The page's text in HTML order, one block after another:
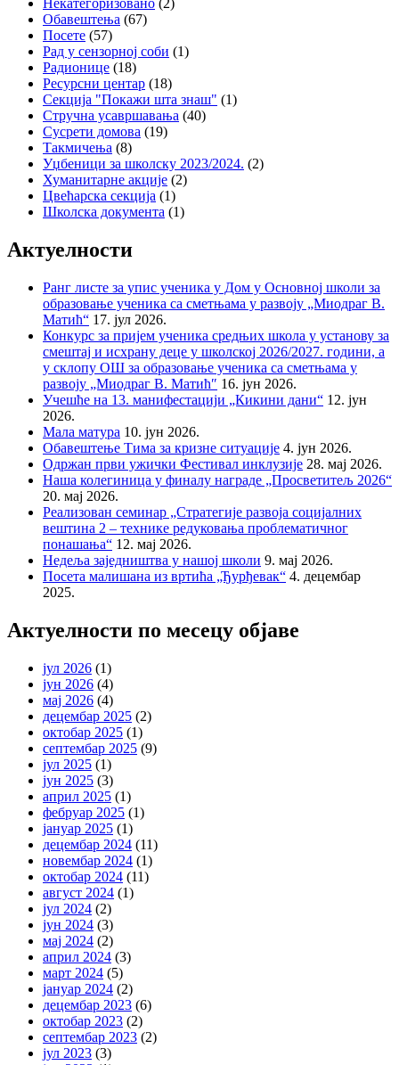
Некатегоризовано (2)
Обавештења (67)
Посете (57)
Рад у сензорној соби (1)
Радионице (18)
Ресурсни центар (18)
Секција "Покажи шта знаш" (1)
Стручна усавршавања (40)
Сусрети домова (19)
Такмичења (8)
Уџбеници за школску 2023/2024. (2)
Хуманитарне акције (2)
Цвећарска секција (1)
Школска документа (1)
Актуелности
Ранг листе за упис ученика у Дом у Основној школи за
образовање ученика са сметњама у развоју „Миодраг В.
Матић“ 17. јул 2026.
Конкурс за пријем ученика средњих школа у установу за
смештај и исхрану деце у школској 2026/2027. години, а
у склопу ОШ за образовање ученика са сметњама у
развоју „Миодраг В. Матић″ 16. јун 2026.
Учешће на 13. манифестацији „Кикини дани“ 12. јун
2026.
Мала матура 10. јун 2026.
Обавештење Тима за кризне ситуације 4. јун 2026.
Одржан први ужички Фестивал инклузије 28. мај 2026.
Наша колегиница у финалу награде „Просветитељ 2026“
20. мај 2026.
Реализован семинар „Стратегије развоја социјалних
вештина 2 – технике редуковања проблематичног
понашања“ 12. мај 2026.
Недеља заједништва у нашој школи 9. мај 2026.
Посета малишана из вртића „Ђурђевак“ 4. децембар
2025.
Актуелности по месецу објаве
јул 2026 (1)
јун 2026 (4)
мај 2026 (4)
децембар 2025 (2)
октобар 2025 (1)
септембар 2025 (9)
јул 2025 (1)
јун 2025 (3)
април 2025 (1)
фебруар 2025 (1)
јануар 2025 (1)
децембар 2024 (11)
новембар 2024 (1)
октобар 2024 (11)
август 2024 (1)
јул 2024 (2)
јун 2024 (3)
мај 2024 (2)
април 2024 (3)
март 2024 (5)
јануар 2024 (2)
децембар 2023 (6)
октобар 2023 (2)
септембар 2023 (2)
јул 2023 (3)